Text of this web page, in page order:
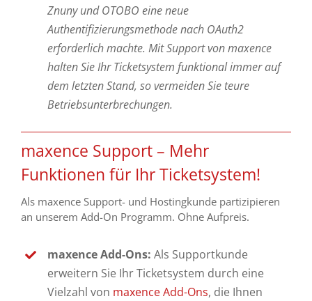
Znuny und OTOBO eine neue
Authentifizierungsmethode nach OAuth2
erforderlich machte. Mit Support von maxence
halten Sie Ihr Ticketsystem funktional immer auf
dem letzten Stand, so vermeiden Sie teure
Betriebsunterbrechungen.
maxence Support – Mehr
Funktionen für Ihr Ticketsystem!
Als maxence Support- und Hostingkunde partizipieren
an unserem Add-On Programm. Ohne Aufpreis.
maxence Add-Ons:Als Supportkunde
erweitern Sie Ihr Ticketsystem durch eine
Vielzahl von maxence Add-Ons, die Ihnen